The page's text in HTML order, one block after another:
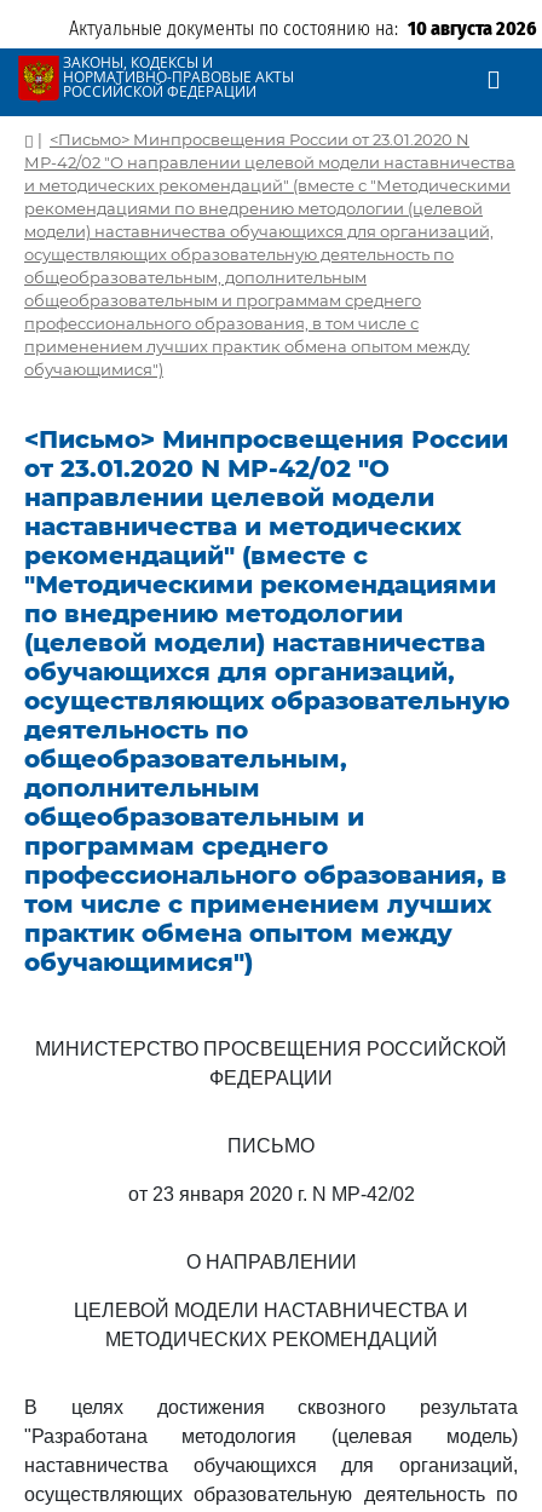
Актуальные документы по состоянию на: 10 августа 2026
ЗАКОНЫ, КОДЕКСЫ И
НОРМАТИВНО-ПРАВОВЫЕ АКТЫ
РОССИЙСКОЙ ФЕДЕРАЦИИ
| <Письмо> Минпросвещения России от 23.01.2020 N
МР-42/02 "О направлении целевой модели наставничества
и методических рекомендаций" (вместе с "Методическими
рекомендациями по внедрению методологии (целевой
модели) наставничества обучающихся для организаций,
осуществляющих образовательную деятельность по
общеобразовательным, дополнительным
общеобразовательным и программам среднего
профессионального образования, в том числе с
применением лучших практик обмена опытом между
обучающимися")
<Письмо> Минпросвещения России
от 23.01.2020 N МР-42/02 "О
направлении целевой модели
наставничества и методических
рекомендаций" (вместе с
"Методическими рекомендациями
по внедрению методологии
(целевой модели) наставничества
обучающихся для организаций,
осуществляющих образовательную
деятельность по
общеобразовательным,
дополнительным
общеобразовательным и
программам среднего
профессионального образования, в
том числе с применением лучших
практик обмена опытом между
обучающимися")
МИНИСТЕРСТВО ПРОСВЕЩЕНИЯ РОССИЙСКОЙ
ФЕДЕРАЦИИ
ПИСЬМО
от 23 января 2020 г. N МР-42/02
О НАПРАВЛЕНИИ
ЦЕЛЕВОЙ МОДЕЛИ НАСТАВНИЧЕСТВА И
МЕТОДИЧЕСКИХ РЕКОМЕНДАЦИЙ
В целях достижения сквозного результата
"Разработана методология (целевая модель)
наставничества обучающихся для организаций,
осуществляющих образовательную деятельность по